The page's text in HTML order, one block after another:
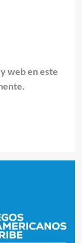
web en este